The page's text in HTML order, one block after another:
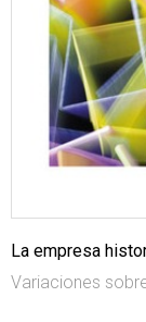
La empresa
Variaciones